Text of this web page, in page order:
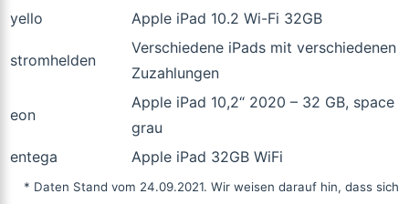
yello
Apple iPad 10.2 Wi-Fi 32GB
stromhelden
Verschiedene iPads mit verschiedenen
Zuzahlungen
eon
Apple iPad 10,2“ 2020 – 32 GB, space
grau
entega
Apple iPad 32GB WiFi
* Daten Stand vom 24.09.2021. Wir weisen darauf hin, dass sich